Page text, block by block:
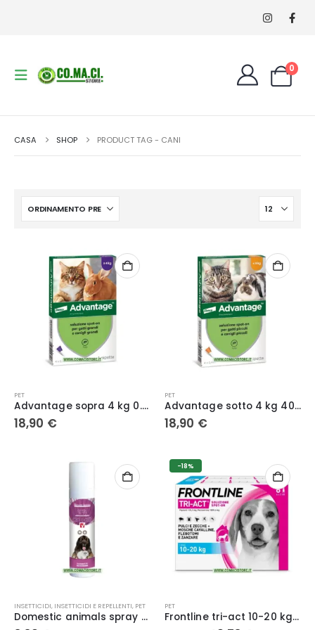
0
CASA SHOP PRODUCT TAG - CANI
PET
Advantage sopra 4 kg 0.8 ml Soluzione Spot-On per Gatti e Conigli – 4 Pipette Antiparassitario contro Pulci
18,90 €
PET
Advantage sotto 4 kg 40 mg Soluzione Spot-On per Gatti e Conigli – 4 Pipette Antiparassitario contro Pulci
18,90 €
INSETTICIDI, INSETTICIDI E REPELLENTI, PET
Domestic animals spray antiparassitario per cani e gatti 300 ml – VEBI
-18%
PET
Frontline tri-act 10-20 kg spot-on per cani